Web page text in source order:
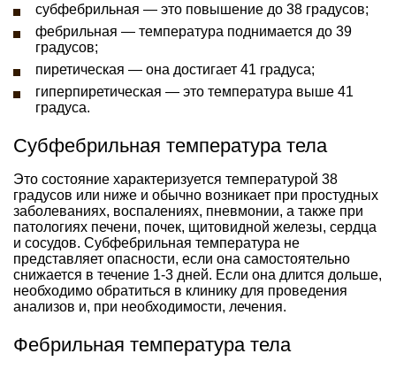
субфебрильная — это повышение до 38 градусов;
фебрильная — температура поднимается до 39
градусов;
пиретическая — она достигает 41 градуса;
гиперпиретическая — это температура выше 41
градуса.
Субфебрильная температура тела
Это состояние характеризуется температурой 38
градусов или ниже и обычно возникает при простудных
заболеваниях, воспалениях, пневмонии, а также при
патологиях печени, почек, щитовидной железы, сердца
и сосудов. Субфебрильная температура не
представляет опасности, если она самостоятельно
снижается в течение 1-3 дней. Если она длится дольше,
необходимо обратиться в клинику для проведения
анализов и, при необходимости, лечения.
Фебрильная температура тела